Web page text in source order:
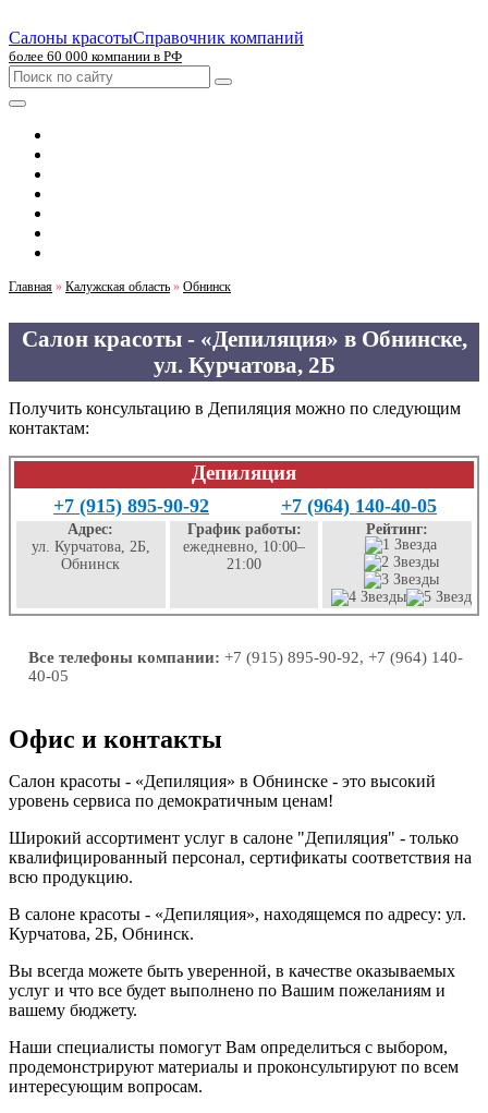
Салоны красотыСправочник компаний
более 60 000 компании в РФ
Главная » Калужская область » Обнинск
Салон красоты - «Депиляция» в Обнинске,
ул. Курчатова, 2Б
Получить консультацию в Депиляция можно по следующим
контактам:
Депиляция
+7 (915) 895-90-92 +7 (964) 140-40-05
Адрес:
ул. Курчатова, 2Б,
Обнинск
График работы:
ежедневно, 10:00–
21:00
Рейтинг:
Все телефоны компании: +7 (915) 895-90-92, +7 (964) 140-
40-05
Офис и контакты
Салон красоты - «Депиляция» в Обнинске - это высокий
уровень сервиса по демократичным ценам!
Широкий ассортимент услуг в салоне "Депиляция" - только
квалифицированный персонал, сертификаты соответствия на
всю продукцию.
В салоне красоты - «Депиляция», находящемся по адресу: ул.
Курчатова, 2Б, Обнинск.
Вы всегда можете быть уверенной, в качестве оказываемых
услуг и что все будет выполнено по Вашим пожеланиям и
вашему бюджету.
Наши специалисты помогут Вам определиться с выбором,
продемонстрируют материалы и проконсультируют по всем
интересующим вопросам.